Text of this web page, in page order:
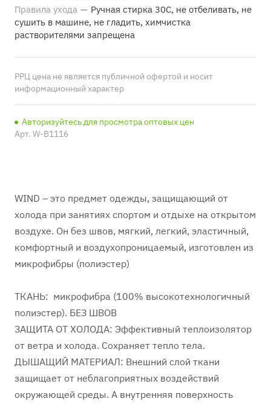
Правила ухода — Ручная стирка 30С, не отбеливать, не
сушить в машине, не гладить, химчистка
растворителями запрещена
РРЦ цена не является публичной офертой и носит
информационный характер
Авторизуйтесь для просмотра оптовых цен
Арт. W-B1116
WIND – это предмет одежды, защищающий от
холода при занятиях спортом и отдыхе на открытом
воздухе. Он без швов, мягкий, легкий, эластичный,
комфортный и воздухопроницаемый, изготовлен из
микрофибры (полиэстер)
ТКАНЬ: микрофибра (100% высокотехнологичный
полиэстер). БЕЗ ШВОВ
ЗАЩИТА ОТ ХОЛОДА: Эффективный теплоизолятор
от ветра и холода. Сохраняет тепло тела.
ДЫШАЩИЙ МАТЕРИАЛ: Внешний слой ткани
защищает от неблагоприятных воздействий
окружающей среды. А внутренняя поверхность